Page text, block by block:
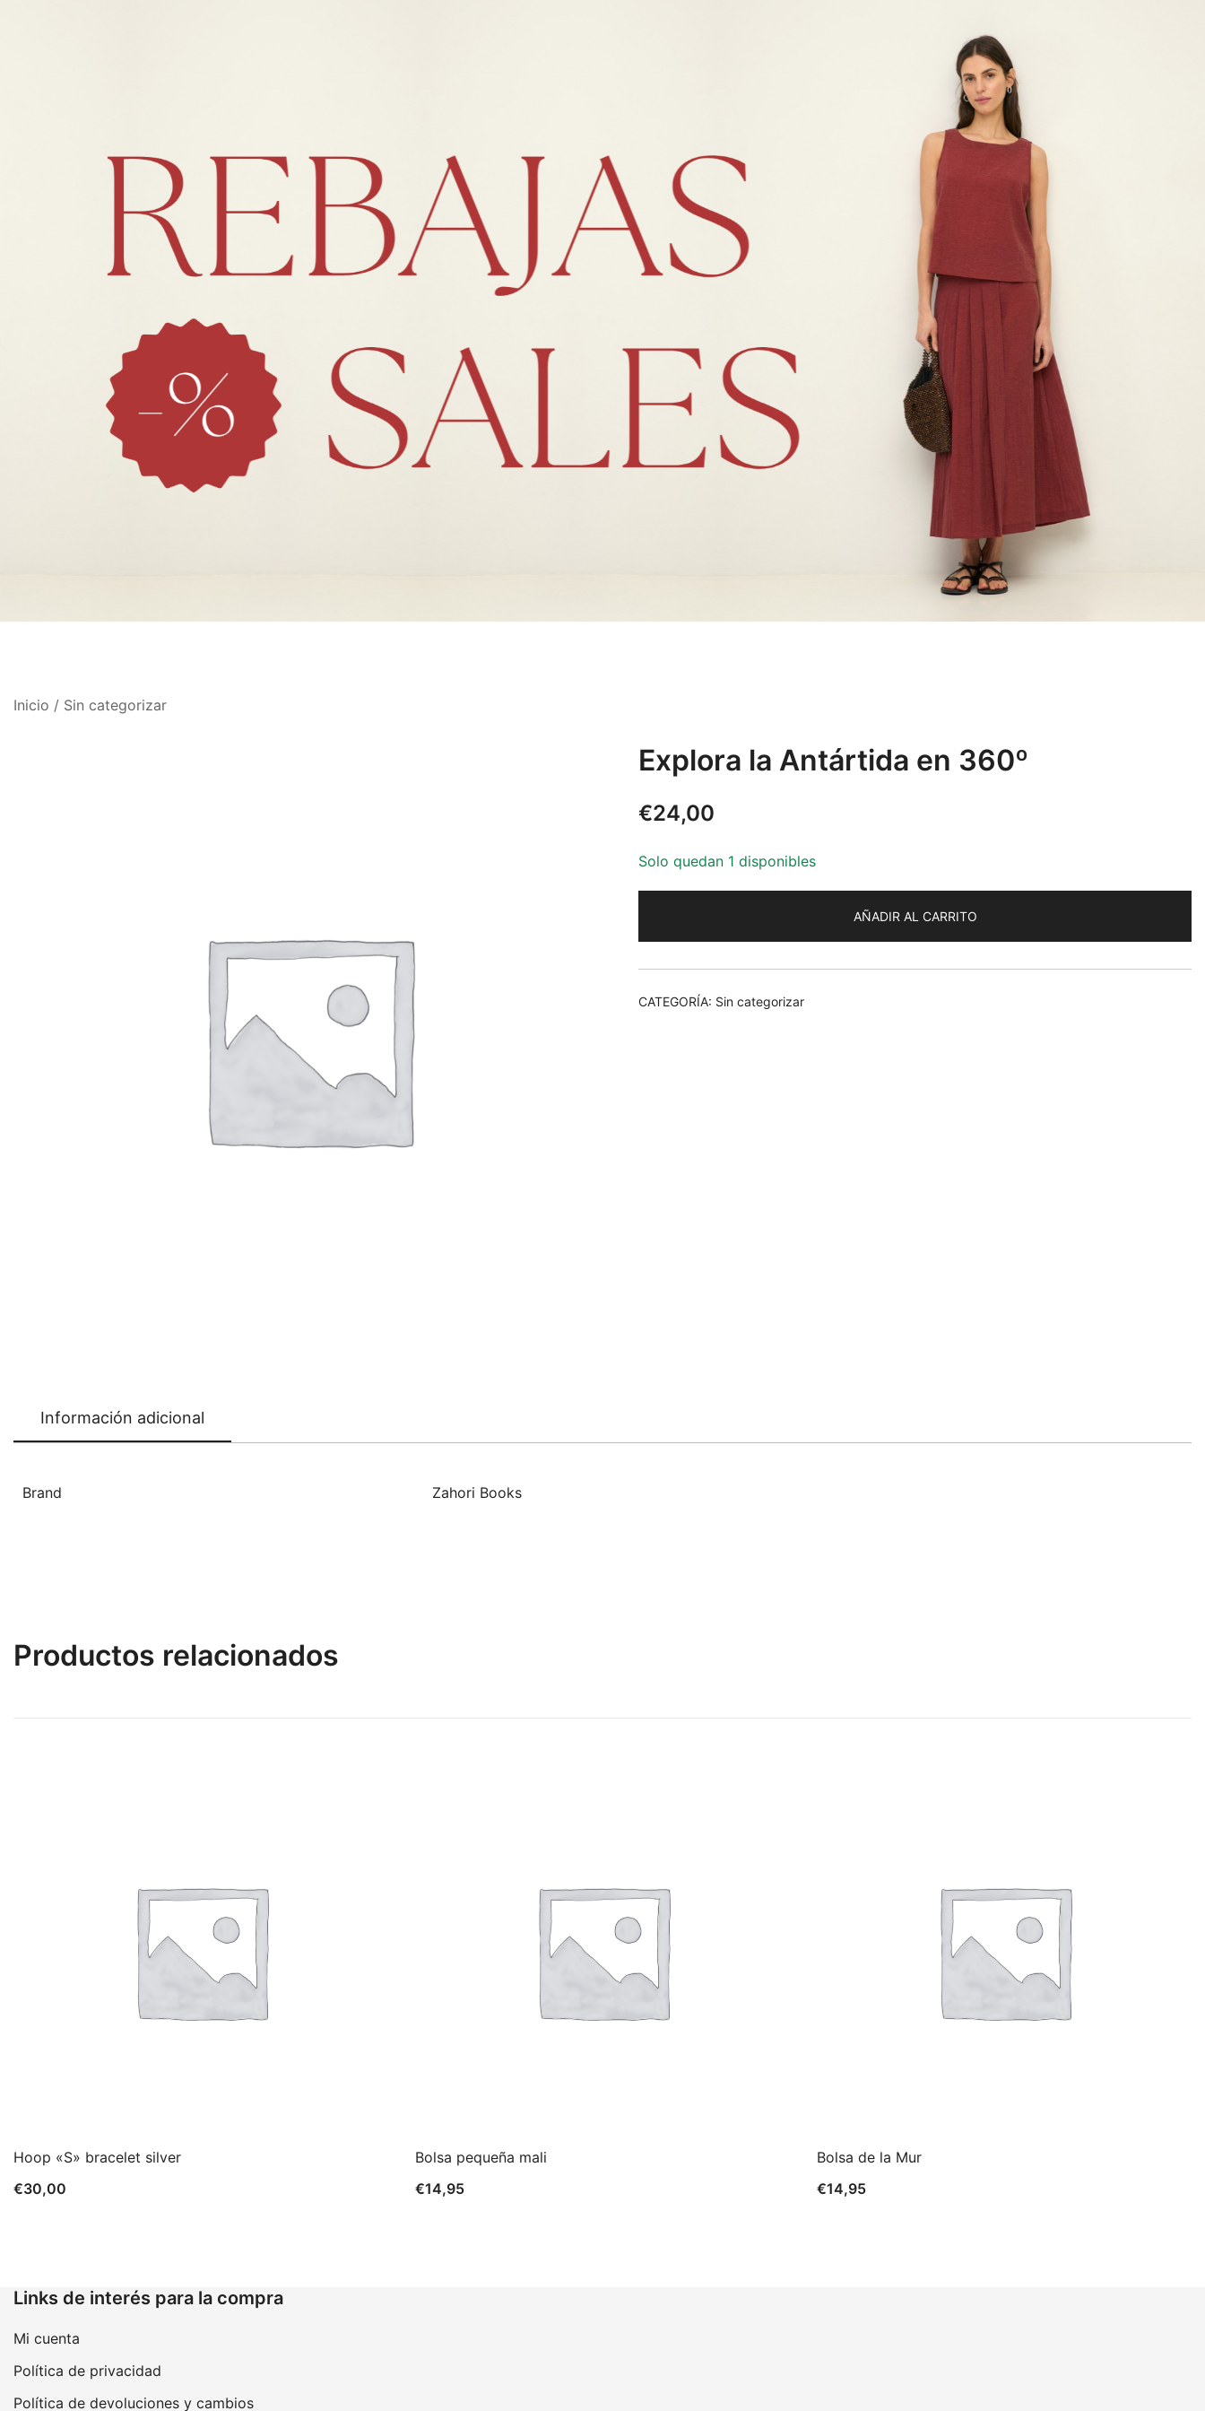
Inicio / Sin categorizar
Explora la Antártida en 360º
€24,00
Solo quedan 1 disponibles
AÑADIR AL CARRITO
CATEGORÍA: Sin categorizar
Información adicional
Brand Zahori Books
Productos relacionados
Hoop «S» bracelet silver
€30,00
Bolsa pequeña mali
€14,95
Bolsa de la Mur
€14,95
Links de interés para la compra
Mi cuenta
Política de privacidad
Política de devoluciones y cambios